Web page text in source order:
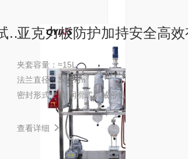
定制化加厚框架设计实验室到小试全面覆盖150D玻璃薄膜蒸发器
夹套容量： ≈15L
法兰直径： 340mm
密封形式：自润滑式机械密封
查看详细